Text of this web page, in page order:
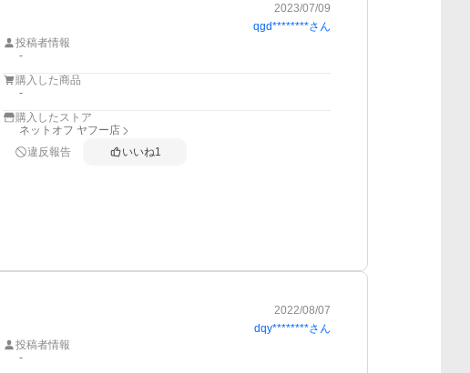
2023/07/09
qgd********さん
投稿者情報
-
購入した商品
-
購入したストア
ネットオフ ヤフー店
違反報告
いいね1
2022/08/07
dqy********さん
投稿者情報
-